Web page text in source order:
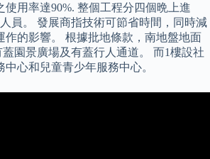
使用率達90%. 整個工程分四個晩上進
員。 發展商指技術可節省時間，同時減
作的影響。 根據批地條款，南地盤地面
園景廣場及有蓋行人通道。 而1樓設社
心和兒童青少年服務中心。